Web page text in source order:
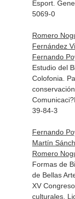
Esport.
5069-0
Romero
Fernández
Fernando
Estudio del
Colofonia.
39-84-3
Fernando
Martín
Romero
Formas de
de Bellas
XV
culturales.